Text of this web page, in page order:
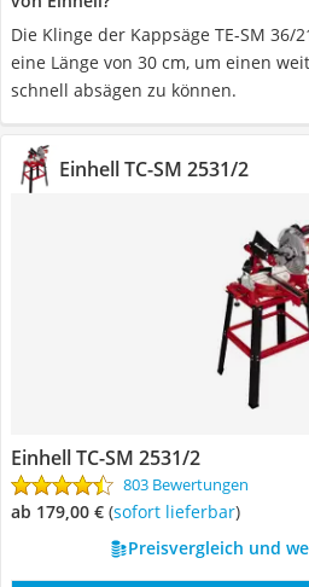
Die Klinge der Kappsäge TE-SM 36/
eine Länge von ‎30 cm, um einen
schnell absägen zu können.
Einhell TC-SM 2531/2
Einhell TC-SM 2531/2
803 Bewertungen
ab 179,00 € ( Sofort lieferbar)
Preisvergleich und